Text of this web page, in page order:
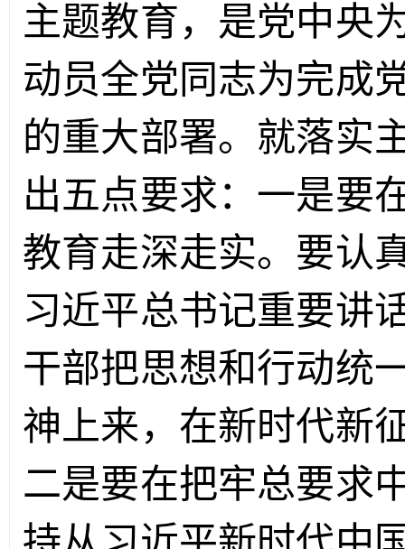
主题教育，是党中央
动员全党同志为完成
的重大部署。就落实
出五点要求：一是要
教育走深走实。要认
习近平总书记重要讲
干部把思想和行动统
神上来，在新时代新
二是要在把牢总要求